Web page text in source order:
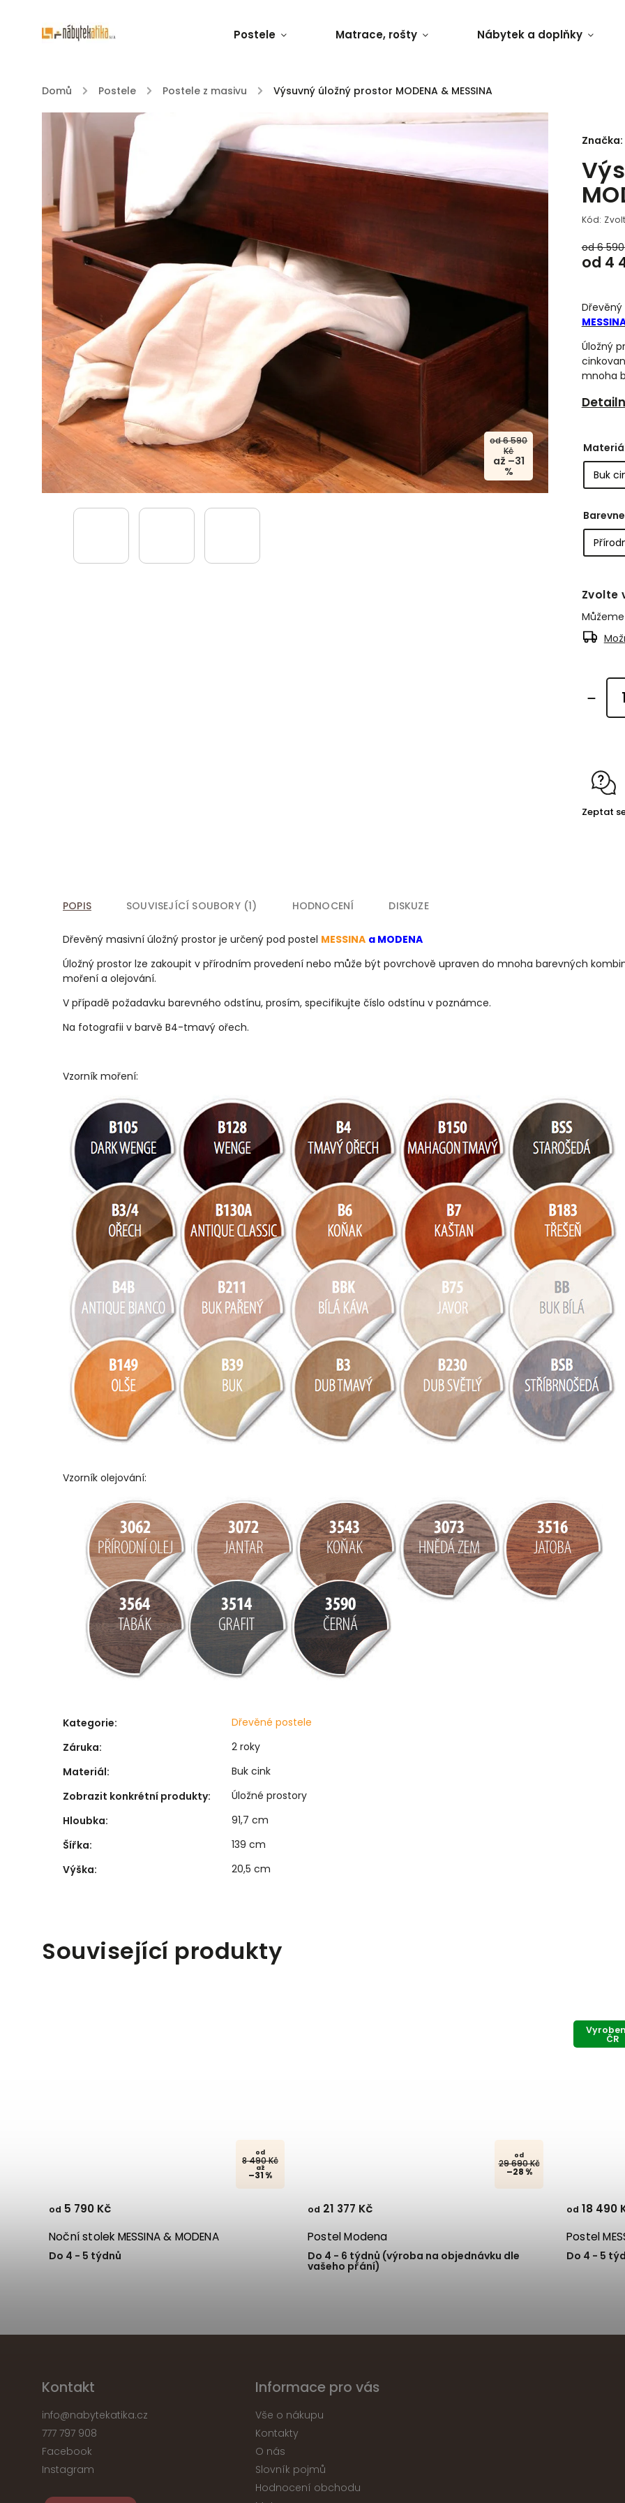
Postele Matrace, rošty Nábytek a doplňky
Domů / Postele / Postele z masivu / Výsuvný úložný prostor MODENA & MESSINA
od 6 590
Kč
až –31
%
Kód:
od 6
od 4
Úložný
mnoha
Značka:
Zvolte
Zeptat
POPIS SOUVISEJÍCÍ SOUBORY (1) HODNOCENÍ DISKUZE
Dřevěný masivní úložný prostor je určený pod postel MESSINA a MODENA
Úložný prostor lze zakoupit v přírodním provedení nebo může být povrchově upraven do mnoha barevných
moření a olejování.
V případě požadavku barevného odstínu, prosím, specifikujte číslo odstínu v poznámce.
Na fotografii v barvě B4-tmavý ořech.
Vzorník moření:
Vzorník olejování:
Kategorie:
Dřevěné postele
Záruka:
2 roky
Materiál:
Buk cink
Zobrazit konkrétní produkty:
Úložné prostory
Hloubka:
91,7 cm
Šířka:
139 cm
Výška: 20,5 cm
Související produkty
od
8 490 Kč
až
–31 %
Noční stolek MESSINA & MODENA
Do 4 - 5 týdnů
od 5 790 Kč
od
29 690 Kč
–28 %
Postel Modena
Do 4 - 6 týdnů (výroba na objednávku dle
vašeho přání)
od 21 377 Kč
ČR
Postel
Do 4 - 5
od 18 490
Kontakt
info@nabytekatika.cz
777 797 908
Facebook
Instagram
Informace pro vás
Vše o nákupu
Kontakty
O nás
Slovník pojmů
Hodnocení obchodu